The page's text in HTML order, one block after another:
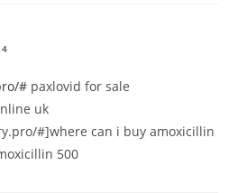
# paxlovid for sale
uk
#]where can i buy amoxicillin
500